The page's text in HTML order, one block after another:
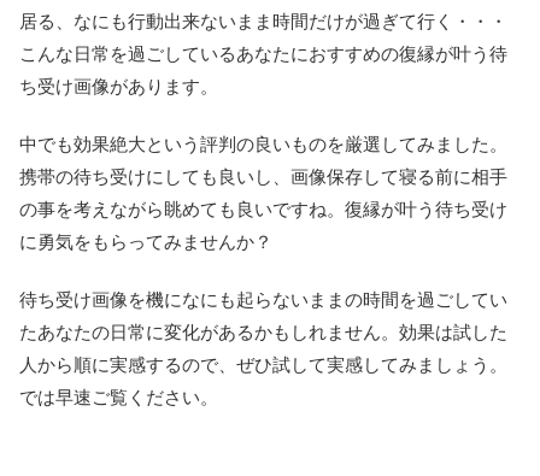
居る、なにも行動出来ないまま時間だけが過ぎて行く・・・
こんな日常を過ごしているあなたにおすすめの復縁が叶う待
ち受け画像があります。
中でも効果絶大という評判の良いものを厳選してみました。
携帯の待ち受けにしても良いし、画像保存して寝る前に相手
の事を考えながら眺めても良いですね。復縁が叶う待ち受け
に勇気をもらってみませんか？
待ち受け画像を機になにも起らないままの時間を過ごしてい
たあなたの日常に変化があるかもしれません。効果は試した
人から順に実感するので、ぜひ試して実感してみましょう。
では早速ご覧ください。